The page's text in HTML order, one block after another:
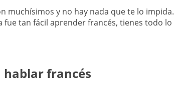
muchísimos y no hay nada que te lo impida.
fue tan fácil aprender francés, tienes todo lo
hablar francés